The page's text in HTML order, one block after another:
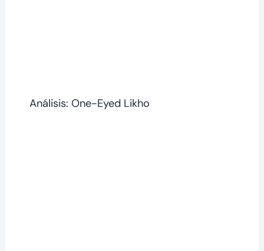
Análisis: One-Eyed Likho